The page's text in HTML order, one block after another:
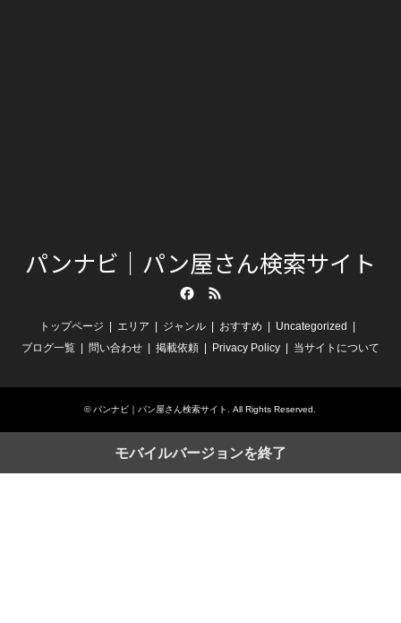
パンナビ｜パン屋さん検索サイト
トップページ エリア ジャンル おすすめ
Uncategorized
ブログ一覧
問い合わせ 掲載依頼 Privacy Policy 当サイトについて
© パンナビ｜パン屋さん検索サイト . All Rights Reserved.
モバイルバージョンを終了